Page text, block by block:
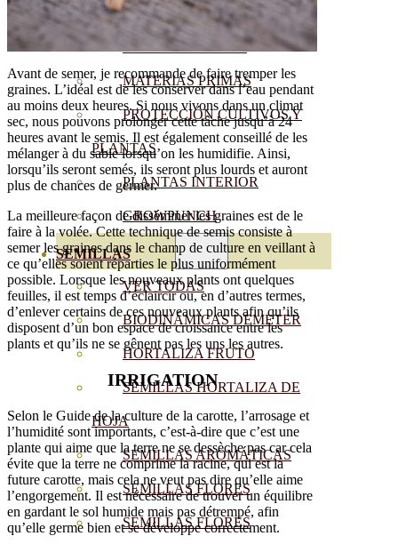
SUELO
ÁCIDOS HÚMICOS
MATERIAS PRIMAS
PROTECCIÓN CULTIVOS Y
PLANTAS
PLANTAS INTERIOR
GROWPUNCH
SEMILLAS
VER TODAS
BIODINÁMICAS DEMETER
HORTALIZA FRUTO
SEMILLAS HORTALIZA DE
HOJA
SEMILLAS AROMÁTICAS
SEMILLAS FLORES
SEMILLAS FLORES
Avant de semer, je recommande de faire tremper les
graines. L’idéal est de les conserver dans l’eau pendant
au moins deux heures. Si nous vivons dans un climat
sec, nous pouvons prolonger cette tâche jusqu’à 24
heures avant le semis. Il est également conseillé de les
mélanger à du sable lorsqu’on les humidifie. Ainsi,
lorsqu’ils seront semés, ils seront plus lourds et auront
plus de chances de germer.
La meilleure façon de disséminer les graines est de le
faire à la volée. Cette technique de semis consiste à
semer les graines dans le champ de culture en veillant à
ce qu’elles soient réparties le plus uniformément
possible. Lorsque les nouveaux plants ont quelques
feuilles, il est temps d’éclaircir ou, en d’autres termes,
d’enlever certains de ces nouveaux plants afin qu’ils
disposent d’un bon espace de croissance entre les
plants et qu’ils ne se gênent pas les uns les autres.
IRRIGATION
Selon le Guide de la culture de la carotte, l’arrosage et
l’humidité sont importants, c’est-à-dire que c’est une
plante qui aime que la terre ne se dessèche pas car cela
évite que la terre ne comprime la racine, qui est la
future carotte, mais cela ne veut pas dire qu’elle aime
l’engorgement. Il est nécessaire de trouver un équilibre
en gardant le sol humide mais pas détrempé, afin
qu’elle germe bien et se développe correctement.